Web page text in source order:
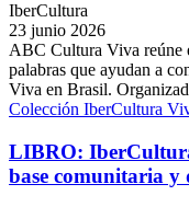
IberCultura
23 junio 2026
ABC Cultura Viva reúne
palabras que ayudan a
Viva en Brasil.
Colección IberCultura
LIBRO:
base comunitaria y